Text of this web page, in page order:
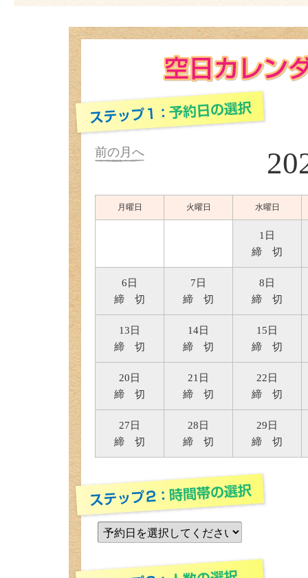
前の月へ
月曜日 火曜日 水曜日
1日
締 切
6日
締 切
7日
締 切
8日
締 切
13日
締 切
14日
締 切
15日
締 切
20日
締 切
21日
締 切
22日
締 切
27日
締 切
28日
締 切
29日
締 切